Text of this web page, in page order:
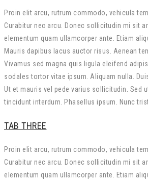
Proin elit arcu, rutrum commodo, vehicula
Curabitur nec arcu. Donec sollicitudin mi sit
elementum quam ullamcorper ante. Etiam
Mauris dapibus lacus auctor risus. Aenean
Vivamus sed magna quis ligula eleifend
sodales tortor vitae ipsum. Aliquam nulla.
Ut et mauris vel pede varius sollicitudin. Sed
tincidunt interdum. Phasellus ipsum. Nunc
TAB THREE
Proin elit arcu, rutrum commodo, vehicula
Curabitur nec arcu. Donec sollicitudin mi sit
elementum quam ullamcorper ante. Etiam